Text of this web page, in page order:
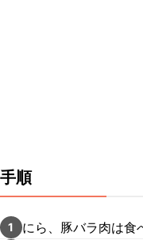
手順
1 にら、豚バラ肉は食